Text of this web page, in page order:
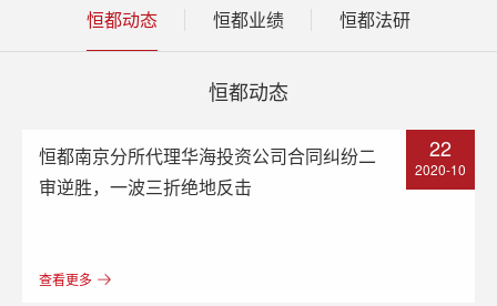
恒都动态 恒都业绩 恒都法研
恒都动态
恒都南京分所代理华海投资公司合同纠纷二
审逆胜，一波三折绝地反击
查看更多
22
2020-10